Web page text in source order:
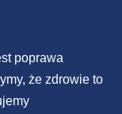
poprawa
że zdrowie to